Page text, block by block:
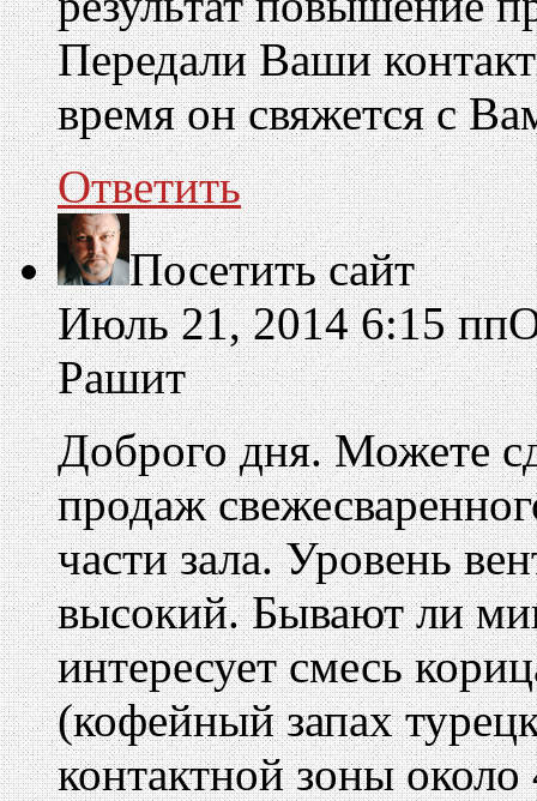
Передали Ваши
время он свяжется с
Ответить
Посетить сайт
Июль 21, 2014 6:15 пп
Рашит
Доброго дня. Можете
продаж
части зала. Уровень
высокий. Бывают ли
интересует смесь
(кофейный запах
контактной зоны